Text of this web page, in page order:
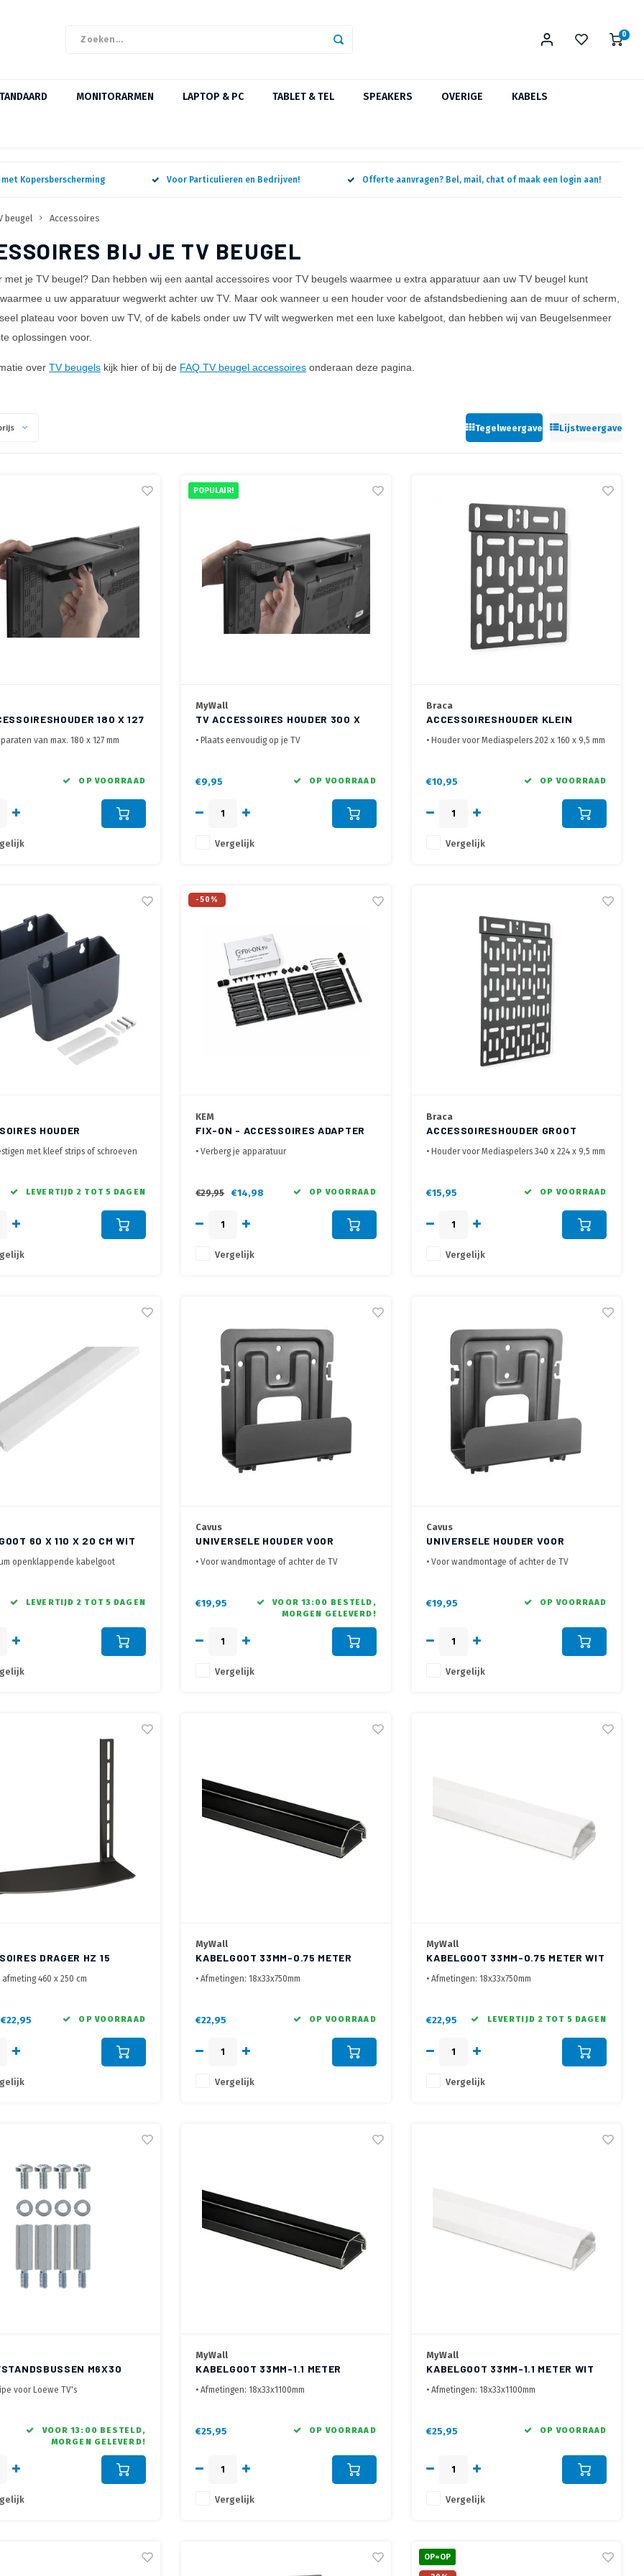
0
MONITORARMEN LAPTOP & PC TABLET & TEL SPEAKERS OVERIGE KABELS
Kopersberscherming Voor Particulieren en Bedrijven! Offerte aanvragen? Bel, mail, chat of maak een login aan!
beugel Accessoires
BIJ JE TV BEUGEL
met je TV beugel? Dan hebben wij een aantal accessoires voor TV beugels waarmee u extra apparatuur aan uw TV beugel kunt
u uw apparatuur wegwerkt achter uw TV. Maar ook wanneer u een houder voor de afstandsbediening aan de muur of scherm,
plateau voor boven uw TV, of de kabels onder uw TV wilt wegwerken met een luxe kabelgoot, dan hebben wij van Beugelsenmeer
oplossingen voor.
over TV beugels kijk hier of bij de FAQ TV beugel accessoires onderaan deze pagina.
Tegelweergave Lijstweergave
180 X 127
van max. 180 x 127 mm
box
OP VOORRAAD
POPULAIR!
MyWall
TV ACCESSOIRES HOUDER 300 X
127 MM
• Plaats eenvoudig op je TV
€9,95 OP VOORRAAD
Vergelijk
Braca
ACCESSOIRESHOUDER KLEIN
• Houder voor Mediaspelers 202 x 160 x 9,5 mm
• Ideaal voor Modems, Routers, Gaming
€10,95 OP VOORRAAD
Vergelijk
HOUDER
met kleef strips of schroeven
kleine accessoires als
etc.
LEVERTIJD 2 TOT 5 DAGEN
-50%
KEM
FIX-ON - ACCESSOIRES ADAPTER
• Verberg je apparatuur
• Je gameconsole, PC of TV box uit het zicht
€29,95 €14,98 OP VOORRAAD
Vergelijk
Braca
ACCESSOIRESHOUDER GROOT
• Houder voor Mediaspelers 340 x 224 x 9,5 mm
• Ideaal voor Modems, Routers, Gaming
€15,95 OP VOORRAAD
Vergelijk
60 X 110 X 20 CM WIT
openklappende kabelgoot
LEVERTIJD 2 TOT 5 DAGEN
Cavus
UNIVERSELE HOUDER VOOR
MULTIMEDIA SPELER SMALL
• Voor wandmontage of achter de TV
• Stevig Elastiek houdt de mediaplayer stevig
€19,95
VOOR 13:00 BESTELD,
MORGEN GELEVERD!
Vergelijk
Cavus
UNIVERSELE HOUDER VOOR
MULTIMEDIA SPELER
• Voor wandmontage of achter de TV
op zijn plek
€19,95 OP VOORRAAD
Vergelijk
DRAGER HZ 15
afmeting 460 x 250 cm
een "Clean Look" installatie
€22,95 OP VOORRAAD
MyWall
KABELGOOT 33MM-0.75 METER
ZWART
• Afmetingen: 18x33x750mm
€22,95 OP VOORRAAD
Vergelijk
MyWall
KABELGOOT 33MM-0.75 METER WIT
• Afmetingen: 18x33x750mm
€22,95 LEVERTIJD 2 TOT 5 DAGEN
Vergelijk
M6X30
voor Loewe TV's
tussen de TV en TV beugel,
VOOR 13:00 BESTELD,
MORGEN GELEVERD!
MyWall
KABELGOOT 33MM-1.1 METER
ZWART
• Afmetingen: 18x33x1100mm
€25,95 OP VOORRAAD
Vergelijk
MyWall
KABELGOOT 33MM-1.1 METER WIT
• Afmetingen: 18x33x1100mm
€25,95 OP VOORRAAD
Vergelijk
OP=OP